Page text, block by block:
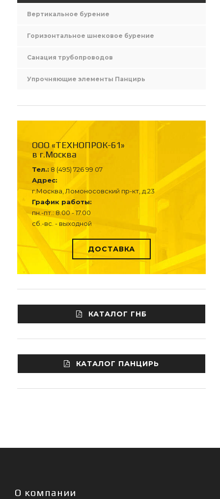
Вертикальное бурение
Горизонтальное шнековое бурение
Санация трубопроводов
Упрочняющие элементы Панцирь
ООО «ТЕХНОПРОК-61»
в г.Москва
Тел.: 8 (495) 726 99 07
Адрес:
г.Москва, Ломоносовский пр-кт, д.23
График работы:
пн.-пт.: 8.00 - 17.00
сб.-вс. - выходной
ДОСТАВКА
КАТАЛОГ ГНБ
КАТАЛОГ ПАНЦИРЬ
О компании